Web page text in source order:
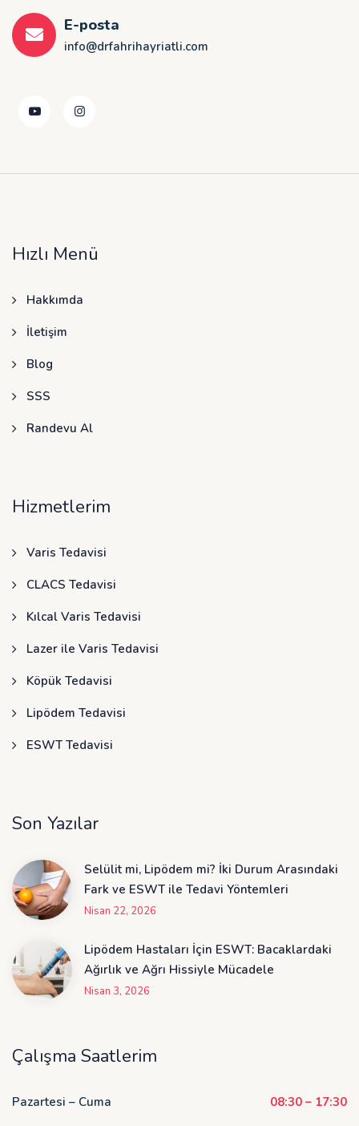
E-posta
info@drfahrihayriatli.com
Hızlı Menü
Hakkımda
İletişim
Blog
SSS
Randevu Al
Hizmetlerim
Varis Tedavisi
CLACS Tedavisi
Kılcal Varis Tedavisi
Lazer ile Varis Tedavisi
Köpük Tedavisi
Lipödem Tedavisi
ESWT Tedavisi
Son Yazılar
Selülit mi, Lipödem mi? İki Durum Arasındaki
Fark ve ESWT ile Tedavi Yöntemleri
Nisan 22, 2026
Lipödem Hastaları İçin ESWT: Bacaklardaki
Ağırlık ve Ağrı Hissiyle Mücadele
Nisan 3, 2026
Çalışma Saatlerim
Pazartesi – Cuma 08:30 – 17:30